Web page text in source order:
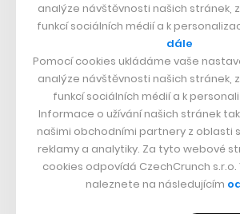
Více článků, které by vás neměly
najdete v newsletteru Weekly.
nebo si ho celý prohlédnoutmůžete
Nepřehlédněte:
analýze návštěvnosti našich stránek,
funkcí sociálních médií a k
dále
Pomocí cookies ukládáme vaše
analýze návštěvnosti našich stránek,
funkcí sociálních médií a k
Informace o užívání našich stránek
našimi obchodními partnery z oblasti
reklamy a analytiky. Za tyto webové
cookies odpovídá CzechCrunch
naleznete na následujícím